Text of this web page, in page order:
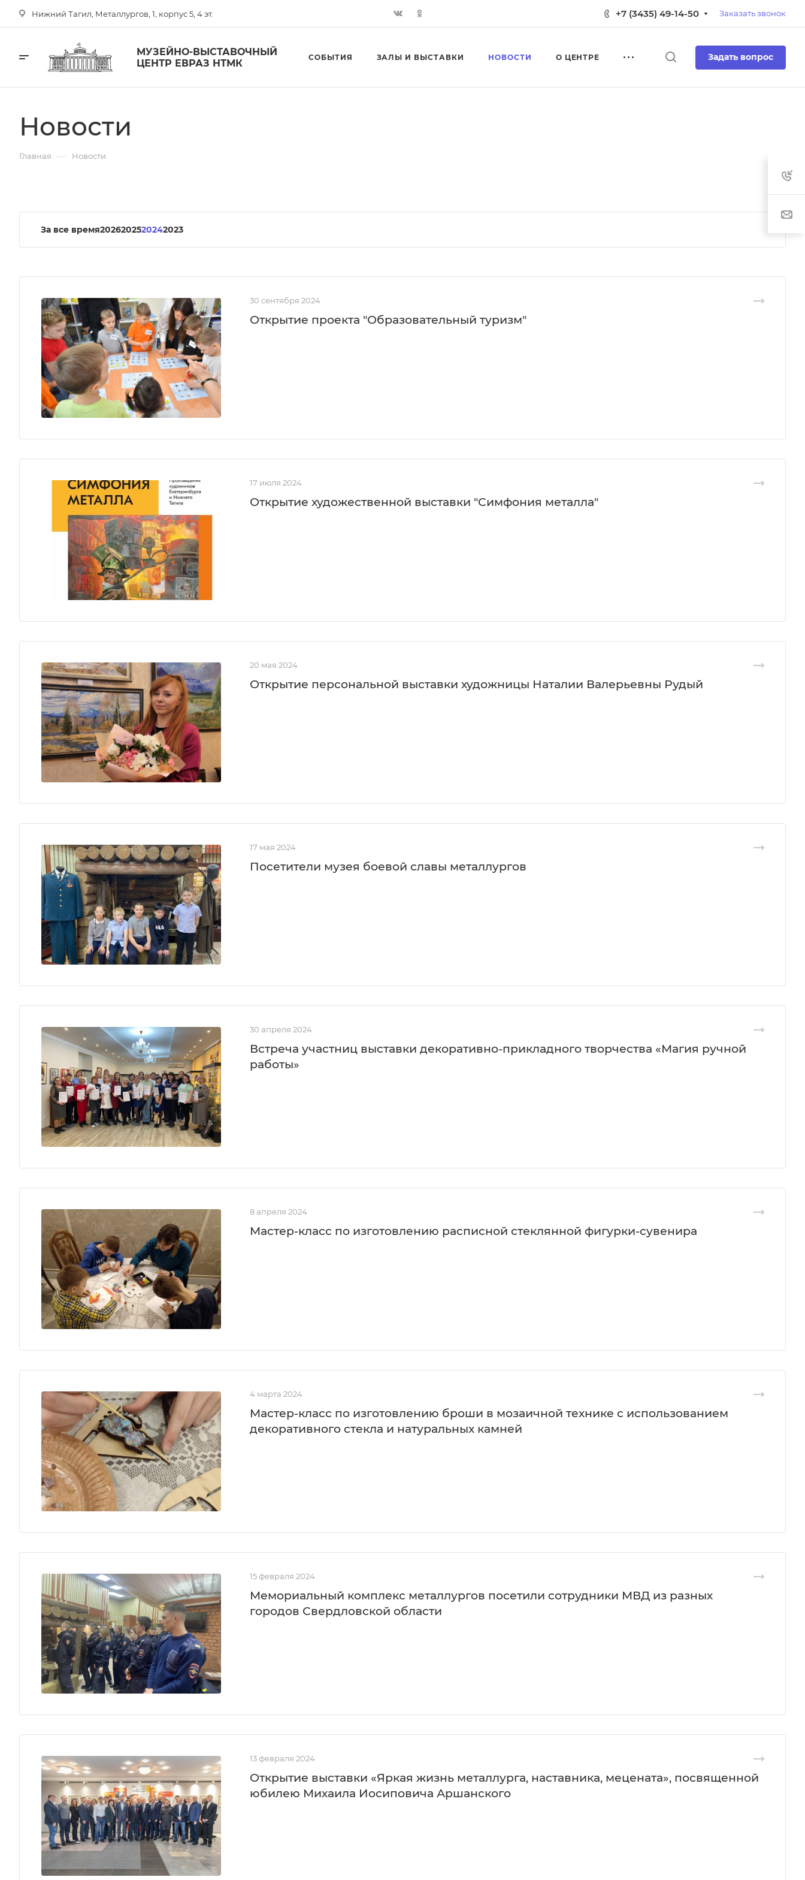
Нижний Тагил, Металлургов, 1, корпус 5, 4 эт. +7 (3435) 49-14-50 Заказать звонок
МУЗЕЙНО-ВЫСТАВОЧНЫЙ
ЦЕНТР ЕВРАЗ НТМК
СОБЫТИЯ ЗАЛЫ И ВЫСТАВКИ НОВОСТИ О ЦЕНТРЕ Задать вопрос
Новости
Главная — Новости
За все время2026202520242023
30 сентября 2024
Открытие проекта "Образовательный туризм"
17 июля 2024
Открытие художественной выставки "Симфония металла"
20 мая 2024
Открытие персональной выставки художницы Наталии Валерьевны Рудый
17 мая 2024
Посетители музея боевой славы металлургов
30 апреля 2024
Встреча участниц выставки декоративно-прикладного творчества «Магия ручной
работы»
8 апреля 2024
Мастер-класс по изготовлению расписной стеклянной фигурки-сувенира
4 марта 2024
Мастер-класс по изготовлению броши в мозаичной технике с использованием
декоративного стекла и натуральных камней
15 февраля 2024
Мемориальный комплекс металлургов посетили сотрудники МВД из разных
городов Свердловской области
13 февраля 2024
Открытие выставки «Яркая жизнь металлурга, наставника, мецената», посвященной
юбилею Михаила Иосиповича Аршанского